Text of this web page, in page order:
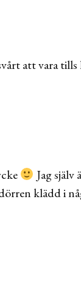
att vara tills
Jag själv
klädd i